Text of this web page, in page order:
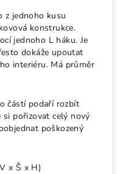
z jednoho kusu
konstrukce.
jednoho L háku. Je
dokáže upoutat
interiéru. Má průměr
částí podaří rozbít
pořizovat celý nový
poškozený
x Š x H)